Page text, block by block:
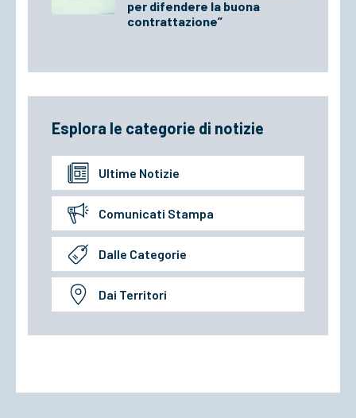
per difendere la buona
contrattazione”
Esplora le categorie di notizie
Ultime Notizie
Comunicati Stampa
Dalle Categorie
Dai Territori